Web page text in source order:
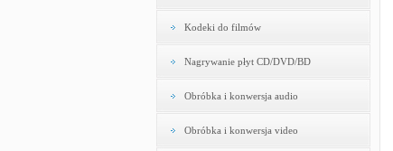
Kodeki do filmów
Nagrywanie płyt CD/DVD/BD
Obróbka i konwersja audio
Obróbka i konwersja video